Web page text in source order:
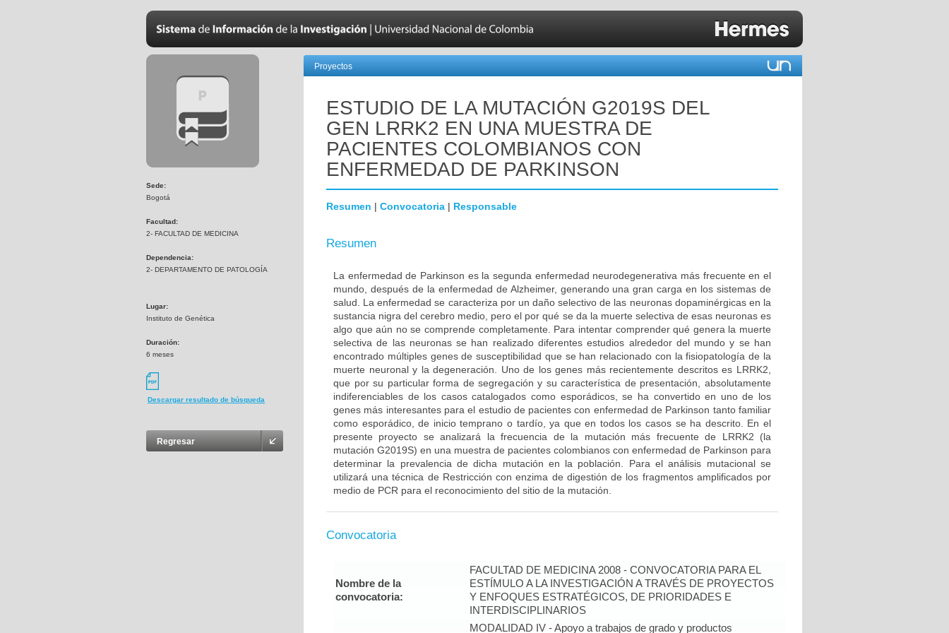
Sede:
Bogotá
Facultad:
2- FACULTAD DE MEDICINA
Dependencia:
2- DEPARTAMENTO DE PATOLOGÍA
Lugar:
Instituto de Genética
Duración:
6 meses
Descargar resultado de búsqueda
Regresar
Proyectos
ESTUDIO DE LA MUTACIÓN G2019S DEL
GEN LRRK2 EN UNA MUESTRA DE
PACIENTES COLOMBIANOS CON
ENFERMEDAD DE PARKINSON
Resumen | Convocatoria | Responsable
Resumen
La enfermedad de Parkinson es la segunda enfermedad neurodegenerativa más frecuente en el
mundo, después de la enfermedad de Alzheimer, generando una gran carga en los sistemas de
salud. La enfermedad se caracteriza por un daño selectivo de las neuronas dopaminérgicas en la
sustancia nigra del cerebro medio, pero el por qué se da la muerte selectiva de esas neuronas es
algo que aún no se comprende completamente. Para intentar comprender qué genera la muerte
selectiva de las neuronas se han realizado diferentes estudios alrededor del mundo y se han
encontrado múltiples genes de susceptibilidad que se han relacionado con la fisiopatología de la
muerte neuronal y la degeneración. Uno de los genes más recientemente descritos es LRRK2,
que por su particular forma de segregación y su característica de presentación, absolutamente
indiferenciables de los casos catalogados como esporádicos, se ha convertido en uno de los
genes más interesantes para el estudio de pacientes con enfermedad de Parkinson tanto familiar
como esporádico, de inicio temprano o tardío, ya que en todos los casos se ha descrito. En el
presente proyecto se analizará la frecuencia de la mutación más frecuente de LRRK2 (la
mutación G2019S) en una muestra de pacientes colombianos con enfermedad de Parkinson para
determinar la prevalencia de dicha mutación en la población. Para el análisis mutacional se
utilizará una técnica de Restricción con enzima de digestión de los fragmentos amplificados por
medio de PCR para el reconocimiento del sitio de la mutación.
Convocatoria
Nombre de la
convocatoria:
FACULTAD DE MEDICINA 2008 - CONVOCATORIA PARA EL
ESTÍMULO A LA INVESTIGACIÓN A TRAVÉS DE PROYECTOS
Y ENFOQUES ESTRATÉGICOS, DE PRIORIDADES E
INTERDISCIPLINARIOS
MODALIDAD IV - Apoyo a trabajos de grado y productos